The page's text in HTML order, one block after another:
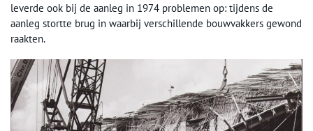
leverde ook bij de aanleg in 1974 problemen op: tijdens de
aanleg stortte brug in waarbij verschillende bouwvakkers gewond
raakten.